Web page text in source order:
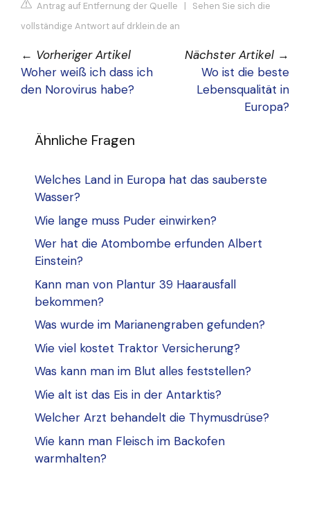
Antrag auf Entfernung der Quelle | Sehen Sie sich die
vollständige Antwort auf drklein.de an
← Vorheriger Artikel
Woher weiß ich dass ich
den Norovirus habe?
Nächster Artikel →
Wo ist die beste
Lebensqualität in
Europa?
Ähnliche Fragen
Welches Land in Europa hat das sauberste
Wasser?
Wie lange muss Puder einwirken?
Wer hat die Atombombe erfunden Albert
Einstein?
Kann man von Plantur 39 Haarausfall
bekommen?
Was wurde im Marianengraben gefunden?
Wie viel kostet Traktor Versicherung?
Was kann man im Blut alles feststellen?
Wie alt ist das Eis in der Antarktis?
Welcher Arzt behandelt die Thymusdrüse?
Wie kann man Fleisch im Backofen
warmhalten?